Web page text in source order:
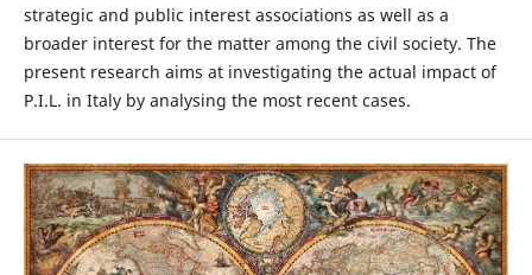
strategic and public interest associations as well as a
broader interest for the matter among the civil society. The
present research aims at investigating the actual impact of
P.I.L. in Italy by analysing the most recent cases.